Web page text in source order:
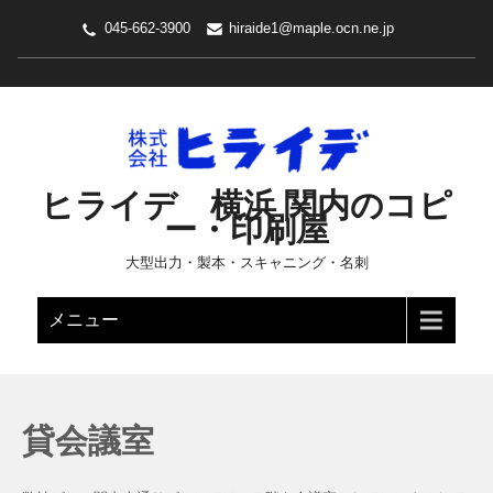
045-662-3900 hiraide1@maple.ocn.ne.jp
ヒライデ 横浜 関内のコピ
ー・印刷屋
大型出力・製本・スキャニング・名刺
メニュー
貸会議室